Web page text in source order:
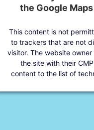
the Google
This content is not
to trackers that are not
visitor. The website
the site with their
content to the list of